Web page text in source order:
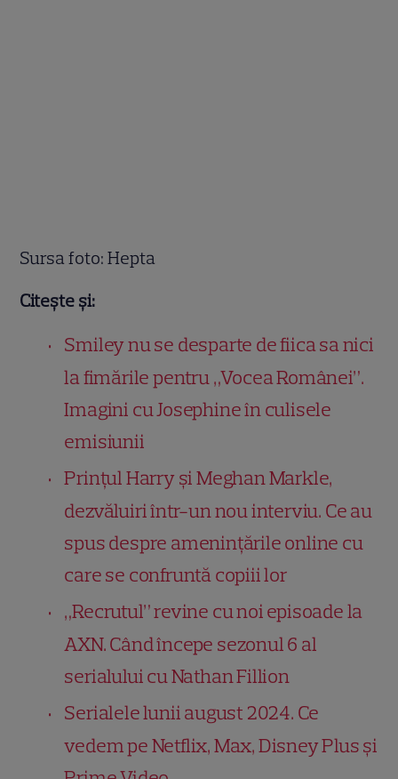
Sursa foto: Hepta
Citește și:
Smiley nu se desparte de fiica sa nici
la fimările pentru „Vocea Românei”.
Imagini cu Josephine în culisele
emisiunii
Prințul Harry și Meghan Markle,
dezvăluiri într-un nou interviu. Ce au
spus despre amenințările online cu
care se confruntă copiii lor
„Recrutul” revine cu noi episoade la
AXN. Când începe sezonul 6 al
serialului cu Nathan Fillion
Serialele lunii august 2024. Ce
vedem pe Netflix, Max, Disney Plus și